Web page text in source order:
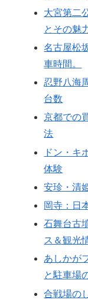
大宮第二
とその魅
名古屋松
車時間。
忍野八海
台数
京都での
法
ドン・キ
体験
安珍・清
岡寺：日
石舞台古
ス＆観光
あしかが
と駐車場
合戦場の